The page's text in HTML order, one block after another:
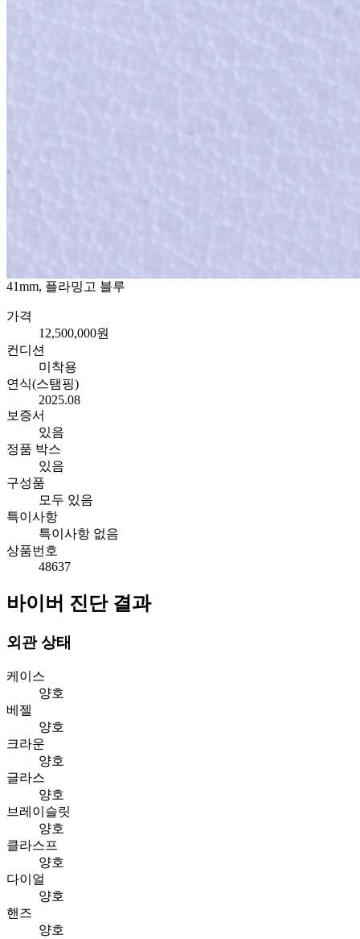
41mm, 플라밍고 블루
가격
12,500,000원
컨디션
미착용
연식(스탬핑)
2025.08
보증서
있음
정품 박스
있음
구성품
모두 있음
특이사항
특이사항 없음
상품번호
48637
바이버 진단 결과
외관 상태
케이스
양호
베젤
양호
크라운
양호
글라스
양호
브레이슬릿
양호
클라스프
양호
다이얼
양호
핸즈
양호